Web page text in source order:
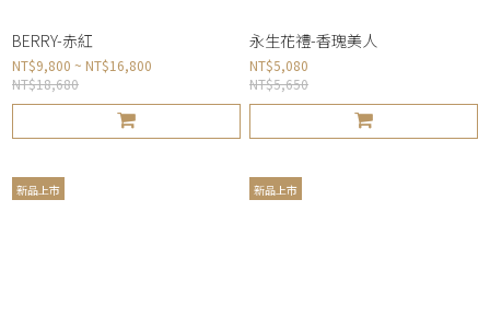
BERRY-赤紅
NT$9,800 ~ NT$16,800
NT$18,680
永生花禮-香瑰美人
NT$5,080
NT$5,650
新品上市 新品上市